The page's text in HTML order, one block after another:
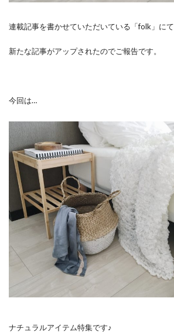
連載記事を書かせていただいている「folk」にて
新たな記事がアップされたのでご報告です。
今回は…
ナチュラルアイテム特集です♪